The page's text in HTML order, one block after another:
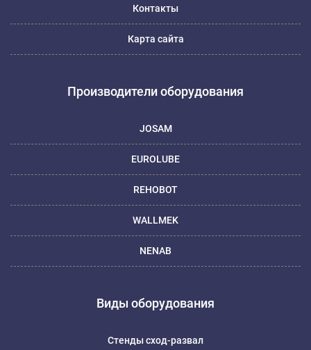
Контакты
Карта сайта
Производители оборудования
JOSAM
EUROLUBE
REHOBOT
WALLMEK
NENAB
Виды оборудования
Стенды сход-развал